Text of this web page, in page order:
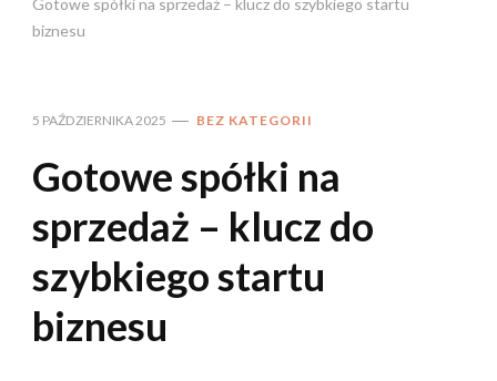
Gotowe spółki na sprzedaż – klucz do szybkiego startu
biznesu
5 PAŹDZIERNIKA 2025 BEZ KATEGORII
Gotowe spółki na
sprzedaż – klucz do
szybkiego startu
biznesu